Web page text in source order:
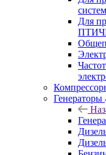
Для
Генераторы